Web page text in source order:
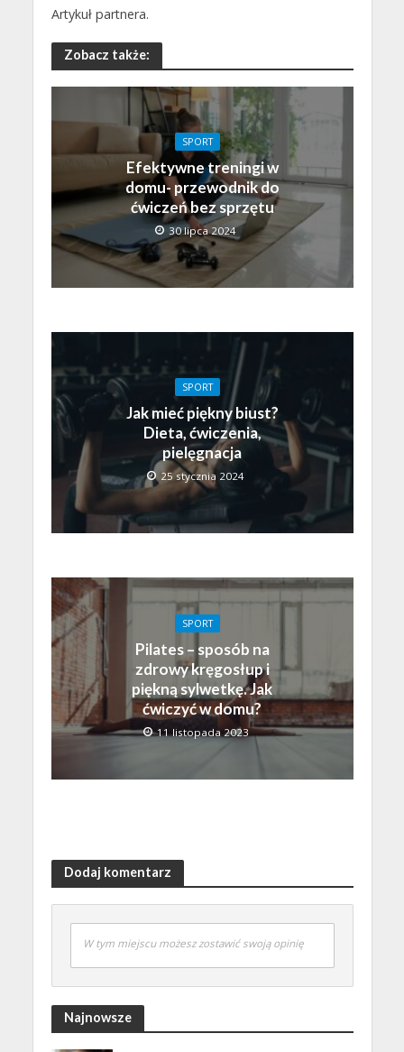
Artykuł partnera.
Zobacz także:
SPORT
Efektywne treningi w
domu- przewodnik do
ćwiczeń bez sprzętu
30 lipca 2024
SPORT
Jak mieć piękny biust?
Dieta, ćwiczenia,
pielęgnacja
25 stycznia 2024
SPORT
Pilates – sposób na
zdrowy kręgosłup i
piękną sylwetkę. Jak
ćwiczyć w domu?
11 listopada 2023
Dodaj komentarz
W tym miejscu możesz zostawić swoją opinię
Najnowsze